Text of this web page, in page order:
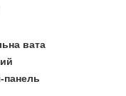
вата
панель